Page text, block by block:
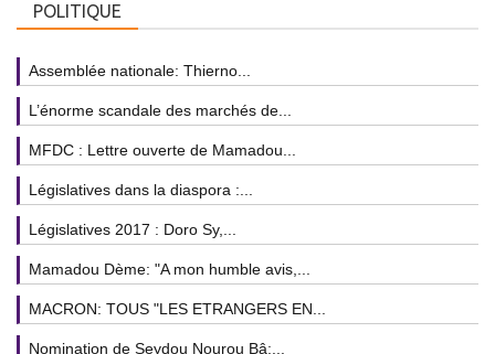
POLITIQUE
Assemblée nationale: Thierno...
L’énorme scandale des marchés de...
MFDC : Lettre ouverte de Mamadou...
Législatives dans la diaspora :...
Législatives 2017 : Doro Sy,...
Mamadou Dème: "A mon humble avis,...
MACRON: TOUS "LES ETRANGERS EN...
Nomination de Seydou Nourou Bâ:...